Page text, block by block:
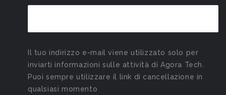
Il tuo indirizzo e-mail viene utilizzato solo per
inviarti informazioni sulle attività di Agora Tech.
Puoi sempre utilizzare il link di cancellazione in
qualsiasi momento